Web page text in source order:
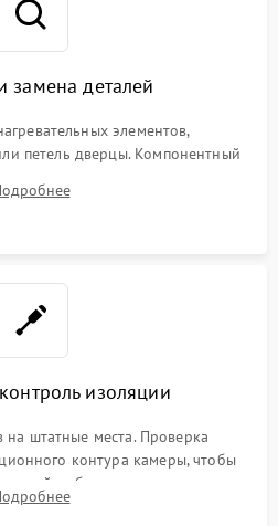
замена деталей
элементов,
петель дверцы. Компонентный
контактов и замена
изоляции
на штатные места. Проверка
контура камеры, чтобы
мебели и потерю тепла.
и сборка корпуса шкафа.